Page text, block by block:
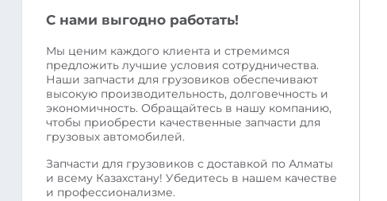
С нами выгодно работать!
Мы ценим каждого клиента и стремимся
предложить лучшие условия сотрудничества.
Наши запчасти для грузовиков обеспечивают
высокую производительность, долговечность и
экономичность. Обращайтесь в нашу компанию,
чтобы приобрести качественные запчасти для
грузовых автомобилей.
Запчасти для грузовиков с доставкой по Алматы
и всему Казахстану! Убедитесь в нашем качестве
и профессионализме.